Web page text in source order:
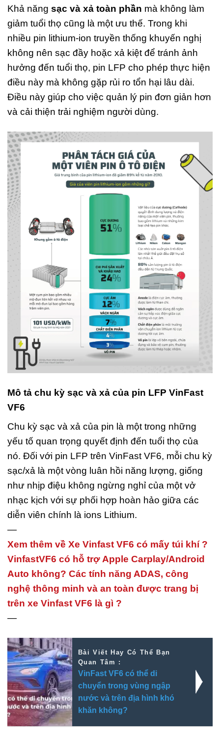
Khả năng sạc và xả toàn phần mà không làm
giảm tuổi thọ cũng là một ưu thế. Trong khi
nhiều pin lithium-ion truyền thống khuyến nghị
không nên sạc đầy hoặc xả kiệt để tránh ảnh
hưởng đến tuổi thọ, pin LFP cho phép thực hiện
điều này mà không gặp rủi ro tổn hại lâu dài.
Điều này giúp cho việc quản lý pin đơn giản hơn
và cải thiện trải nghiệm người dùng.
Mô tả chu kỳ sạc và xả của pin LFP VinFast
VF6
Chu kỳ sạc và xả của pin là một trong những
yếu tố quan trọng quyết định đến tuổi thọ của
nó. Đối với pin LFP trên VinFast VF6, mỗi chu kỳ
sạc/xả là một vòng luân hồi năng lượng, giống
như nhịp điệu không ngừng nghỉ của một vở
nhạc kịch với sự phối hợp hoàn hảo giữa các
diễn viên chính là ions Lithium.
—
Xem thêm về Xe Vinfast VF6 có mấy túi khí ?
VinfastVF6 có hỗ trợ Apple Carplay/Android
Auto không? Các tính năng ADAS, công
nghệ thông minh và an toàn được trang bị
trên xe Vinfast VF6 là gì ?
—
Bài Viết Hay Có Thể Bạn
Quan Tâm :
VinFast VF6 có thể di
chuyển trong vùng ngập
nước và trên địa hình khó
khăn không?